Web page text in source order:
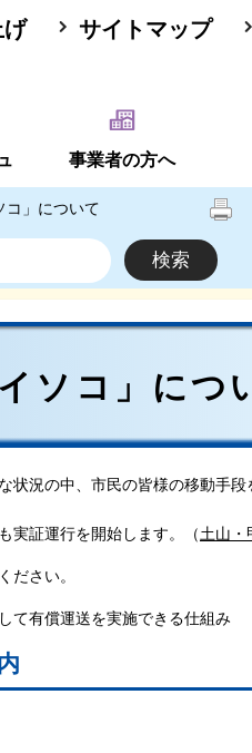
げ サイトマップ
事業者の方へ
コ」について
ソコ」につ
況の中、市民の皆様の移動手段
実証運行を開始します。（土山・
ださい。
て有償運送を実施できる仕組み